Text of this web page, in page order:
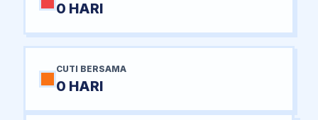
0 HARI
CUTI BERSAMA
0 HARI